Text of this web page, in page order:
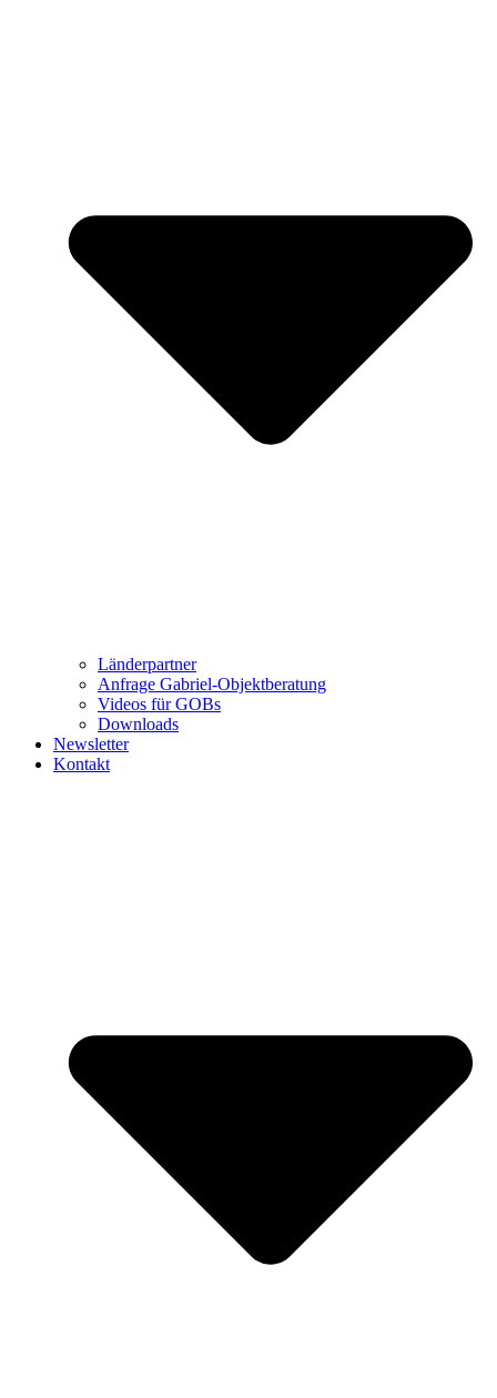
Länderpartner
Anfrage Gabriel-Objektberatung
Videos für GOBs
Downloads
Newsletter
Kontakt